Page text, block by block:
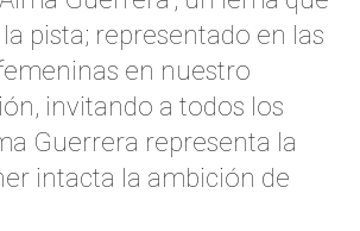
pista; representado en las
en nuestro
invitando a todos los
Guerrera representa la
intacta la ambición de